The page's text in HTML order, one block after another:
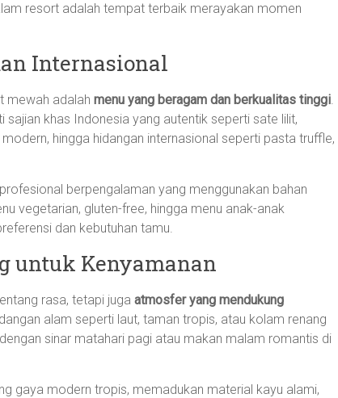
resort adalah tempat terbaik merayakan momen
Internasional
mewah adalah menu yang beragam dan berkualitas tinggi.
sajian khas Indonesia yang autentik seperti sate lilit,
hingga hidangan internasional seperti pasta truffle,
berpengalaman yang menggunakan bahan
vegetarian, gluten-free, hingga menu anak-anak
dan kebutuhan tamu.
untuk Kenyamanan
rasa, tetapi juga atmosfer yang mendukung
alam seperti laut, taman tropis, atau kolam renang
sinar matahari pagi atau makan malam romantis di
gaya modern tropis, memadukan material kayu alami,